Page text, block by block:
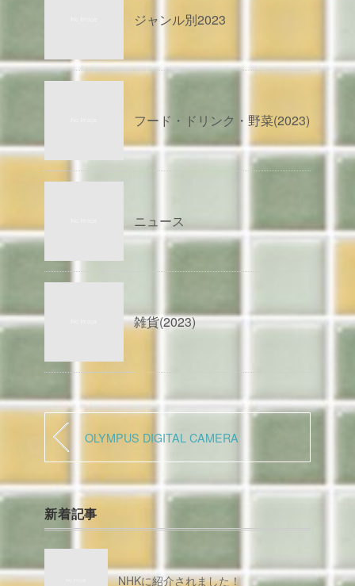
ジャンル別2023
フード・ドリンク・野菜(2023)
ニュース
雑貨(2023)
OLYMPUS DIGITAL CAMERA
新着記事
NHKに紹介されました！